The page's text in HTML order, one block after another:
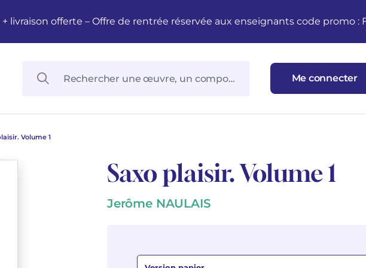
livraison offerte – Offre de rentrée réservée aux enseignants code promo :
Me connecter
Volume 1
Saxo plaisir. Volume 1
Jerôme NAULAIS